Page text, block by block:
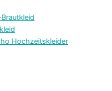
Hochzeitskleider